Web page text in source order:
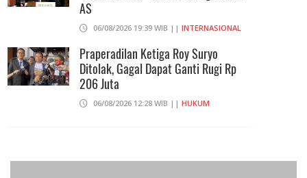
AS
06/08/2026 19:39 WIB || INTERNASIONAL
Praperadilan Ketiga Roy Suryo
Ditolak, Gagal Dapat Ganti Rugi Rp
206 Juta
06/08/2026 12:28 WIB || HUKUM
SPPG Karangturi